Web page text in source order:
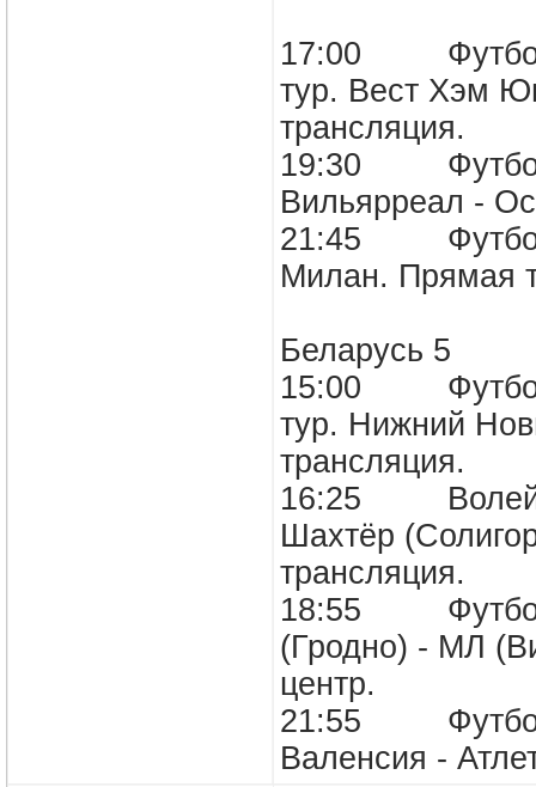
17:00 Футбол.
тур. Вест Хэм
19:30 Футбол.
Вильярреал -
21:45 Футбол.
Милан.
Беларусь 5
15:00 Футбол.
тур. Нижний
16:25
Шахтёр
18:55 Футбол.
(Гродно) - МЛ
центр.
21:55 Футбол.
Валенсия -